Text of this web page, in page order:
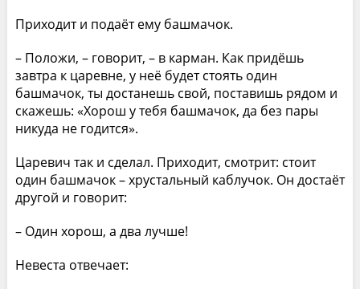
Приходит и подаёт ему башмачок.
– Положи, – говорит, – в карман. Как придёшь
завтра к царевне, у неё будет стоять один
башмачок, ты достанешь свой, поставишь рядом и
скажешь: «Хорош у тебя башмачок, да без пары
никуда не годится».
Царевич так и сделал. Приходит, смотрит: стоит
один башмачок – хрустальный каблучок. Он достаёт
другой и говорит:
– Один хорош, а два лучше!
Невеста отвечает: